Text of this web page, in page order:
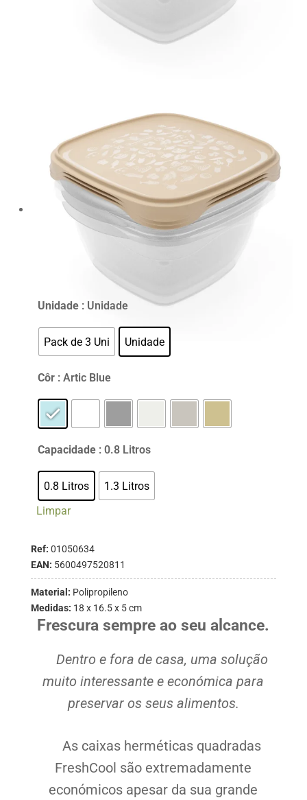
Unidade : Unidade
Pack de 3 Uni Unidade
Côr : Artic Blue
Capacidade : 0.8 Litros
0.8 Litros
1.3 Litros
Limpar
Ref: 01050634
EAN: 5600497520811
Material: Polipropileno
Medidas: 18 x 16.5 x 5 cm
Frescura sempre ao seu alcance.
Dentro e fora de casa, uma solução
muito interessante e económica para
preservar os seus alimentos.
As caixas herméticas quadradas
FreshCool são extremadamente
económicos apesar da sua grande